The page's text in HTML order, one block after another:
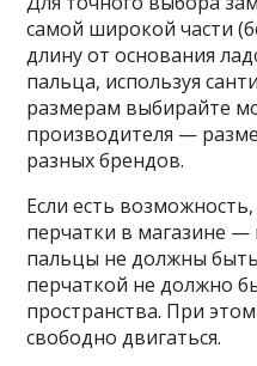
самой широкой части
длину от основания
пальца, используя
размерам выбирайте
производителя —
разных брендов.
Если есть
перчатки в магазине
пальцы не должны
перчаткой не должно
пространства. При
свободно двигаться.